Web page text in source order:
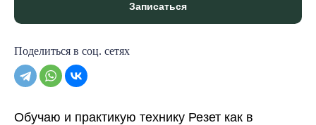
Записаться
Поделиться в соц. сетях
Обучаю и практикую технику Резет как в